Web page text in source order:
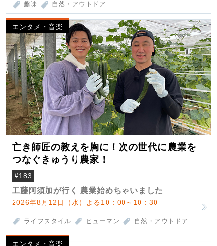
趣味 自然・アウトドア
エンタメ・音楽
亡き師匠の教えを胸に！次の世代に農業を
つなぐきゅうり農家！
#183
工藤阿須加が行く 農業始めちゃいました
2026年8月12日（水）よる10：00～10：30
ライフスタイル ヒューマン 自然・アウトドア
エンタメ・音楽